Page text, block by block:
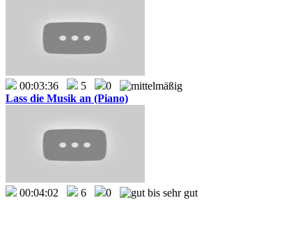
00:03:36 5
0
Lass die Musik an (Piano)
00:04:02 6
0